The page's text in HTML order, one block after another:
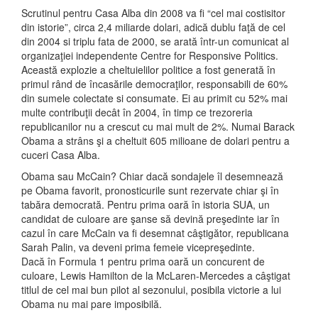
Scrutinul pentru Casa Alba din 2008 va fi “cel mai costisitor
din istorie”, circa 2,4 miliarde dolari, adică dublu faţă de cel
din 2004 si triplu fata de 2000, se arată într-un comunicat al
organizaţiei independente Centre for Responsive Politics.
Această explozie a cheltuielilor politice a fost generată în
primul rând de încasările democraţilor, responsabili de 60%
din sumele colectate si consumate. Ei au primit cu 52% mai
multe contribuţii decât în 2004, în timp ce trezoreria
republicanilor nu a crescut cu mai mult de 2%. Numai Barack
Obama a strâns şi a cheltuit 605 milioane de dolari pentru a
cuceri Casa Alba.
Obama sau McCain? Chiar dacă sondajele îl desemnează
pe Obama favorit, pronosticurile sunt rezervate chiar şi în
tabăra democrată. Pentru prima oară în istoria SUA, un
candidat de culoare are şanse să devină preşedinte iar în
cazul în care McCain va fi desemnat câştigător, republicana
Sarah Palin, va deveni prima femeie vicepreşedinte.
Dacă în Formula 1 pentru prima oară un concurent de
culoare, Lewis Hamilton de la McLaren-Mercedes a câştigat
titlul de cel mai bun pilot al sezonului, posibila victorie a lui
Obama nu mai pare imposibilă.